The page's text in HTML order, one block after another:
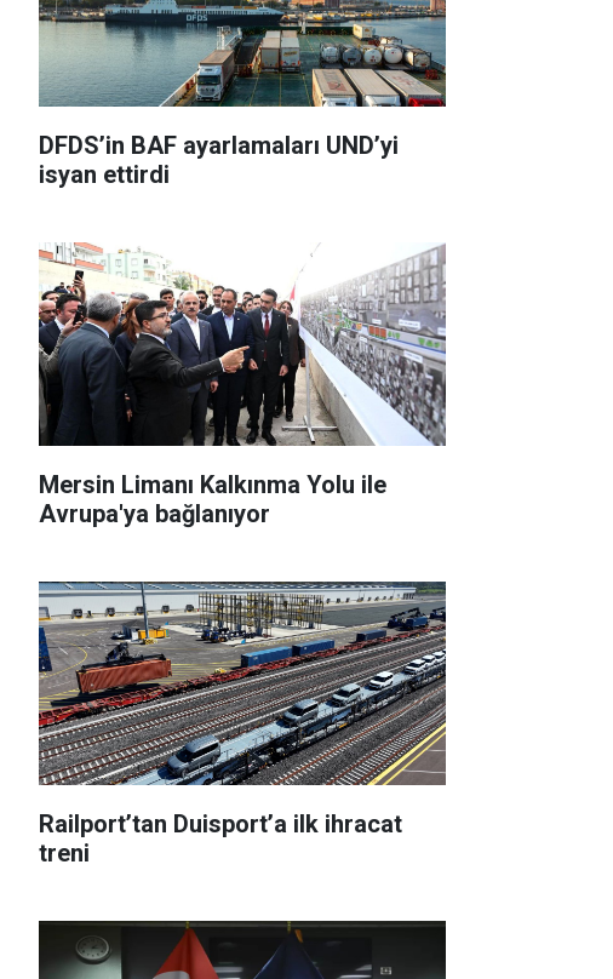
DFDS’in BAF ayarlamaları UND’yi
isyan ettirdi
Mersin Limanı Kalkınma Yolu ile
Avrupa'ya bağlanıyor
Railport’tan Duisport’a ilk ihracat
treni